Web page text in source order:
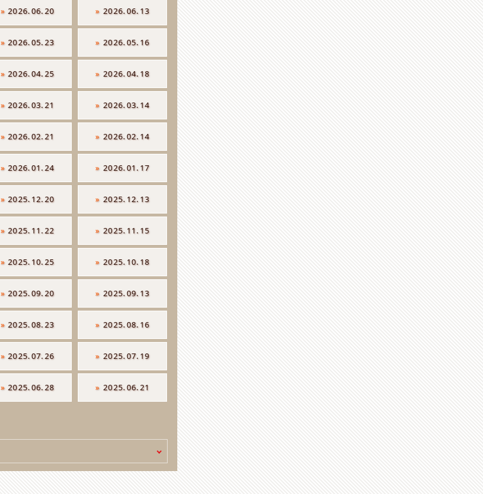
»2026.06.20 »2026.06.13
»2026.05.23 »2026.05.16
»2026.04.25 »2026.04.18
»2026.03.21 »2026.03.14
»2026.02.21 »2026.02.14
»2026.01.24 »2026.01.17
»2025.12.20 »2025.12.13
»2025.11.22 »2025.11.15
»2025.10.25 »2025.10.18
»2025.09.20 »2025.09.13
»2025.08.23 »2025.08.16
»2025.07.26 »2025.07.19
»2025.06.28 »2025.06.21